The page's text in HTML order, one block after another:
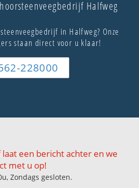
Halfweg
in Halfweg? Onze
staan direct voor u klaar!
228000
een bericht achter en we
met u op!
Zondags gesloten.